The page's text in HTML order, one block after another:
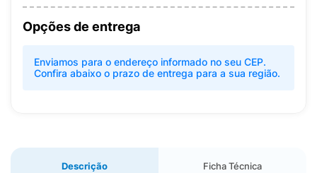
Opções de entrega
Enviamos para o endereço informado no seu CEP.
Confira abaixo o prazo de entrega para a sua região.
Descrição Ficha Técnica